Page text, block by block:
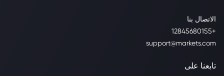
الاتصال بنا
+12845680155
support@markets.com
تابعنا على